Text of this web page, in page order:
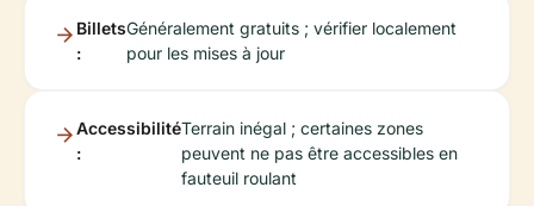
Billets
:
Généralement gratuits ; vérifier localement
pour les mises à jour
Accessibilité
:
Terrain inégal ; certaines zones
peuvent ne pas être accessibles en
fauteuil roulant